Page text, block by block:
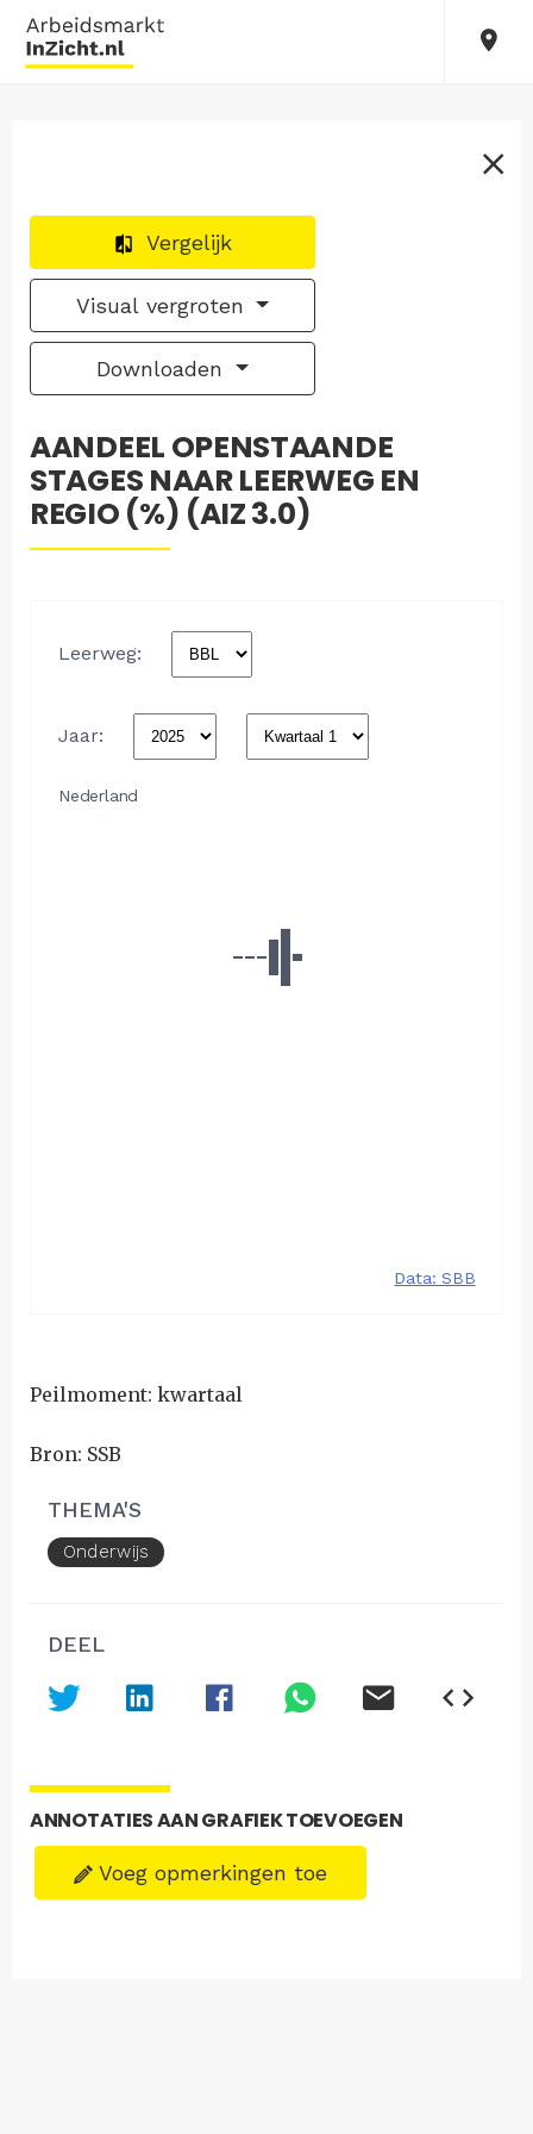
Vergelijk
Visual vergroten
Downloaden
AANDEEL OPENSTAANDE
STAGES NAAR LEERWEG EN
REGIO (%) (AIZ 3.0)
Peilmoment: kwartaal
Bron: SSB
THEMA'S
Onderwijs
DEEL
ANNOTATIES AAN GRAFIEK TOEVOEGEN
Voeg opmerkingen toe